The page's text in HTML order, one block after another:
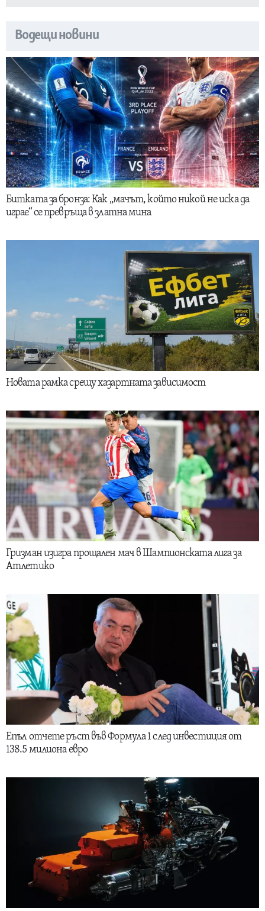
Водещи новини
Битката за бронза: Как „мачът, който никой не иска да
играе“ се превръща в златна мина
Новата рамка срещу хазартната зависимост
Гризман изигра прощален мач в Шампионската лига за
Атлетико
Епъл отчете ръст във Формула 1 след инвестиция от
138.5 милиона евро